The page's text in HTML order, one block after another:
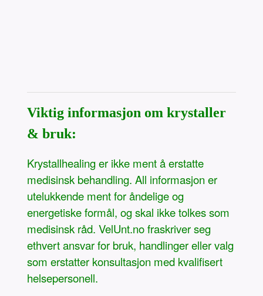
Viktig informasjon om krystaller
& bruk:
Krystallhealing er ikke ment å erstatte
medisinsk behandling. All informasjon er
utelukkende ment for åndelige og
energetiske formål, og skal ikke tolkes som
medisinsk råd. VelUnt.no fraskriver seg
ethvert ansvar for bruk, handlinger eller valg
som erstatter konsultasjon med kvalifisert
helsepersonell.